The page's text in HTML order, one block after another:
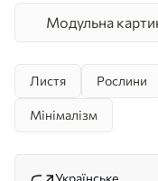
Модульна
Листя Рослини
Мінімалізм
Українське